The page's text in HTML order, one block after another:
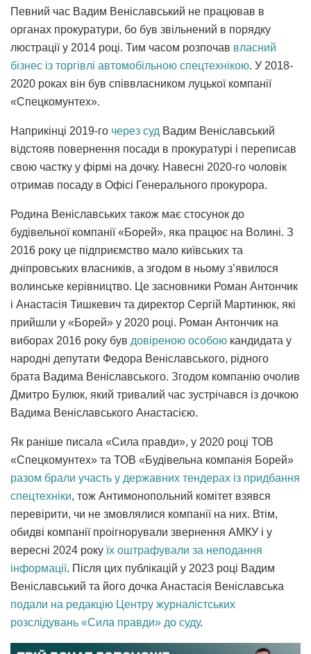
Певний час Вадим Веніславський не працював в
органах прокуратури, бо був звільнений в порядку
люстрації у 2014 році. Тим часом розпочав власний
бізнес із торгівлі автомобільною спецтехнікою. У 2018-
2020 роках він був співвласником луцької компанії
«Спецкомунтех».
Наприкінці 2019-го через суд Вадим Веніславський
відстояв повернення посади в прокуратурі і переписав
свою частку у фірмі на дочку. Навесні 2020-го чоловік
отримав посаду в Офісі Генерального прокурора.
Родина Веніславських також має стосунок до
будівельної компанії «Борей», яка працює на Волині. З
2016 року це підприємство мало київських та
дніпровських власників, а згодом в ньому з’явилося
волинське керівництво. Це засновники Роман Антончик
і Анастасія Тишкевич та директор Сергій Мартинюк, які
прийшли у «Борей» у 2020 році. Роман Антончик на
виборах 2016 року був довіреною особою кандидата у
народні депутати Федора Веніславського, рідного
брата Вадима Веніславського. Згодом компанію очолив
Дмитро Булюк, який тривалий час зустрічався із дочкою
Вадима Веніславського Анастасією.
Як раніше писала «Сила правди», у 2020 році ТОВ
«Спецкомунтех» та ТОВ «Будівельна компанія Борей»
разом брали участь у державних тендерах із придбання
спецтехніки, тож Антимонопольний комітет взявся
перевірити, чи не змовлялися компанії на них. Втім,
обидві компанії проігнорували звернення АМКУ і у
вересні 2024 року їх оштрафували за неподання
інформації. Після цих публікацій у 2023 році Вадим
Веніславський та його дочка Анастасія Веніславська
подали на редакцію Центру журналістських
розслідувань «Сила правди» до суду.